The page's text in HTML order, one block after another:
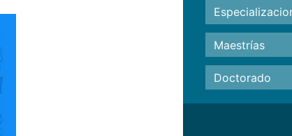
Maestrías
Doctorado